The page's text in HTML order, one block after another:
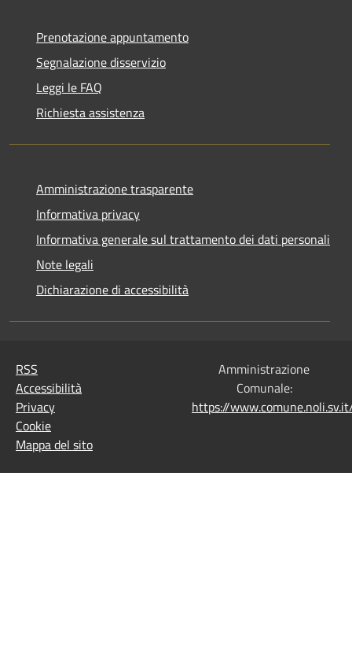
Prenotazione appuntamento
Segnalazione disservizio
Leggi le FAQ
Richiesta assistenza
Amministrazione trasparente
Informativa privacy
Informativa generale sul trattamento dei dati personali
Note legali
Dichiarazione di accessibilità
RSS
Accessibilità
Privacy
Cookie
Mappa del sito
Amministrazione
Comunale:
https://